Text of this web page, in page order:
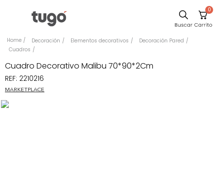
0
Decoración Elementos decorativos
Decoración Pared
Cuadros
Cuadro Decorativo Malibu 70*90*2Cm
REF: 2210216
MARKETPLACE
Comedor
Silla
Escritorio